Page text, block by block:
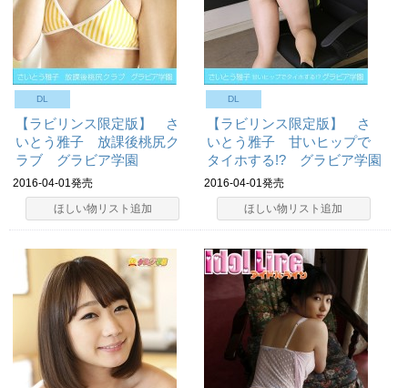
DL
【ラビリンス限定版】 さ
いとう雅子 放課後桃尻ク
ラブ グラビア学園
2016-04-01発売
ほしい物リスト追加
DL
【ラビリンス限定版】 さ
いとう雅子 甘いヒップで
タイホする!? グラビア学園
2016-04-01発売
ほしい物リスト追加